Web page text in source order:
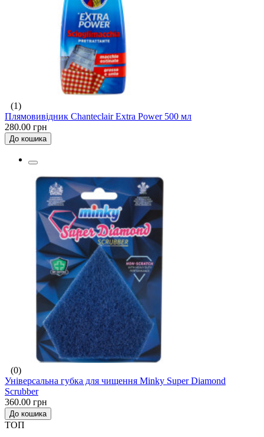
(1)
Плямовивідник Chanteclair Extra Power 500 мл
280.00 грн
До кошика
(0)
Універсальна губка для чищення Minky Super Diamond
Scrubber
360.00 грн
До кошика
ТОП